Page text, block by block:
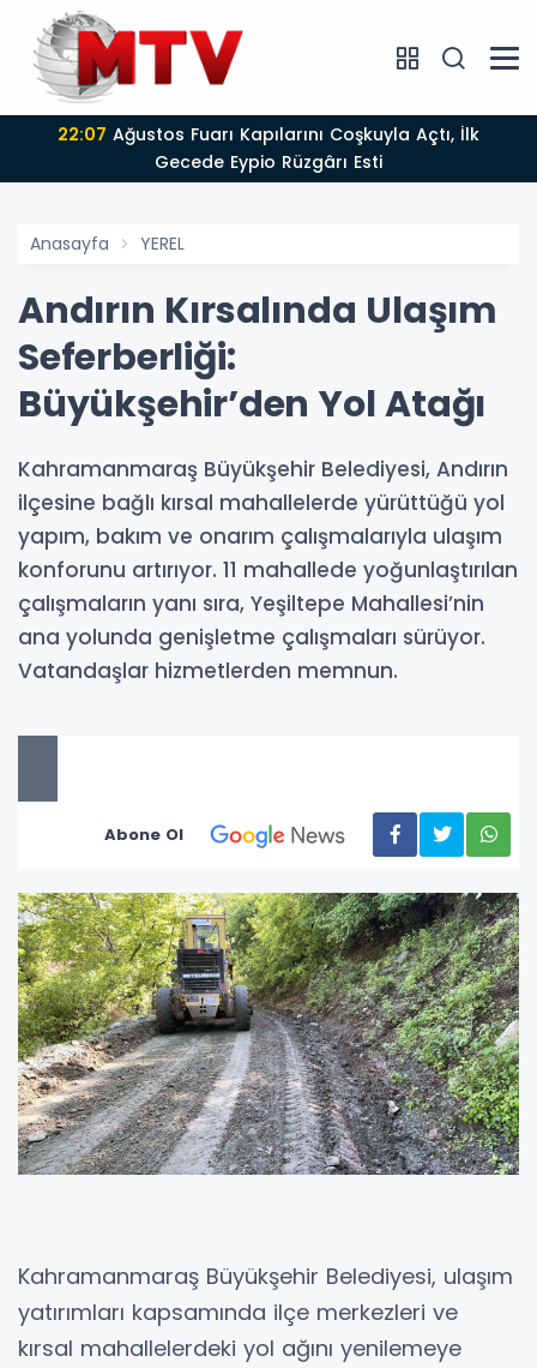
22:07
Gecede Eypio Rüzgârı Esti
Anasayfa YEREL
Andırın Kırsalında Ulaşım
Seferberliği:
Büyükşehir’den Yol Atağı
Kahramanmaraş Büyükşehir Belediyesi, Andırın
ilçesine bağlı kırsal mahallelerde yürüttüğü yol
yapım, bakım ve onarım çalışmalarıyla ulaşım
konforunu artırıyor. 11 mahallede yoğunlaştırılan
çalışmaların yanı sıra, Yeşiltepe Mahallesi’nin
ana yolunda genişletme çalışmaları sürüyor.
Vatandaşlar hizmetlerden memnun.
Abone Ol
Kahramanmaraş Büyükşehir Belediyesi, ulaşım
yatırımları kapsamında ilçe merkezleri ve
kırsal mahallelerdeki yol ağını yenilemeye